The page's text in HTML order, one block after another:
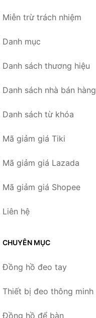
Miễn trừ trách nhiệm
Danh mục
Danh sách thương hiệu
Danh sách nhà bán hàng
Danh sách từ khóa
Mã giảm giá Tiki
Mã giảm giá Lazada
Mã giảm giá Shopee
Liên hệ
CHUYÊN MỤC
Đồng hồ đeo tay
Thiết bị đeo thông minh
Đồng hồ để bàn